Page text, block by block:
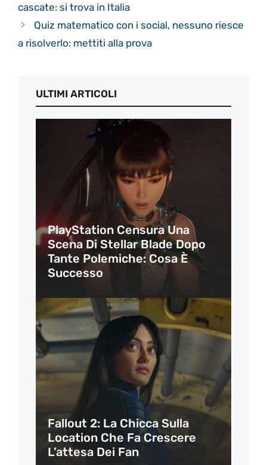
cascate: si trova in Italia
Quiz matematico con i social, nessuno riesce
a risolverlo: mettiti alla prova
ULTIMI ARTICOLI
PlayStation Censura Una
Scena Di Stellar Blade Dopo
Tante Polemiche: Cosa È
Successo
Fallout 2: La Chicca Sulla
Location Che Fa Crescere
L’attesa Dei Fan